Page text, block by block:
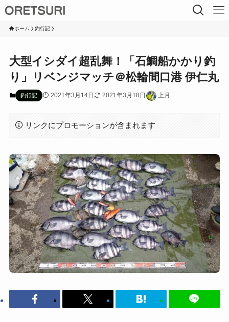
ホーム 釣行記
大型イシダイ超乱舞！「石鯛船かかり釣
り」リベンジマッチ＠松輪間口港 伊仁丸
釣行記 2021年3月14日 2021年3月18日 上月
リンクにプロモーションが含まれます